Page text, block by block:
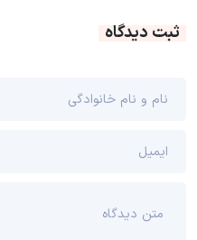
ثبت دیدگاه